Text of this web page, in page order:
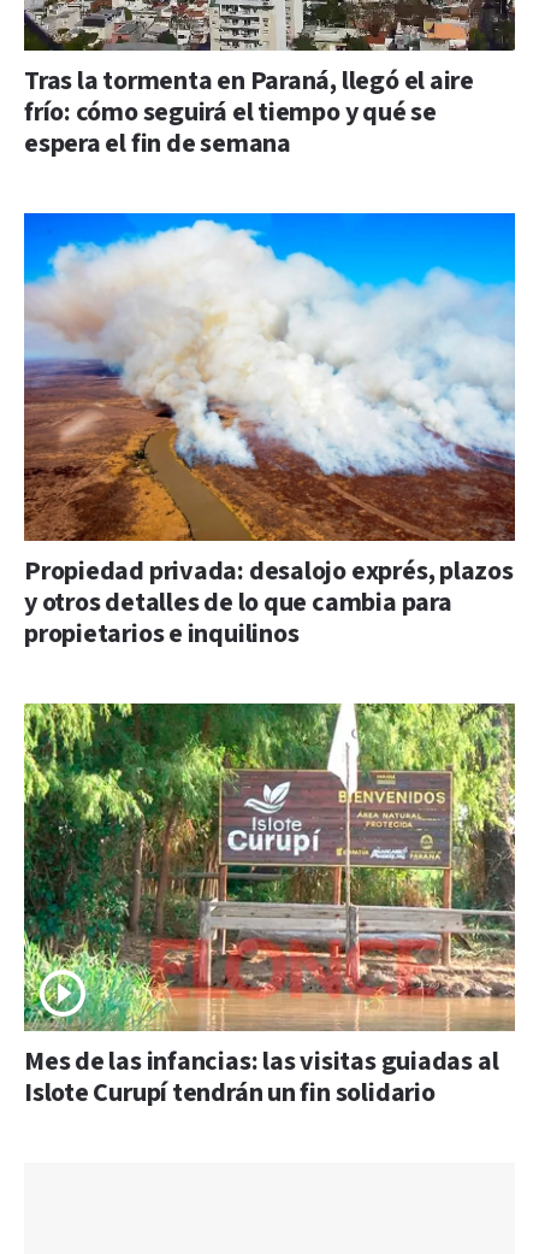
Tras la tormenta en Paraná, llegó el aire
frío: cómo seguirá el tiempo y qué se
espera el fin de semana
Propiedad privada: desalojo exprés, plazos
y otros detalles de lo que cambia para
propietarios e inquilinos
Mes de las infancias: las visitas guiadas al
Islote Curupí tendrán un fin solidario